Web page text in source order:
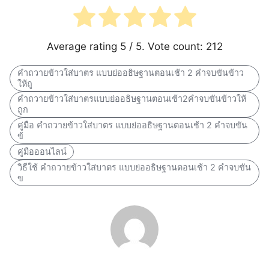
Average rating 5/ 5. Vote count: 212
คําถวายข้าวใส่บาตร แบบย่ออธิษฐานตอนเช้า 2 คำจบขันข้าว
ให้ถู
คําถวายข้าวใส่บาตรแบบย่ออธิษฐานตอนเช้า2คำจบขันข้าวให้
ถูก
คู่มือ คําถวายข้าวใส่บาตร แบบย่ออธิษฐานตอนเช้า 2 คำจบขัน
ข้
คู่มือออนไลน์
วิธีใช้ คําถวายข้าวใส่บาตร แบบย่ออธิษฐานตอนเช้า 2 คำจบขัน
ข